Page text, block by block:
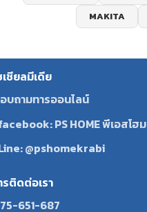
MAKITA
เชียลมีเดีย
บถามทารออนไลน์
PS HOME พีเอสโฮม
@pshomekrabi
รติดต่อเรา
651-687